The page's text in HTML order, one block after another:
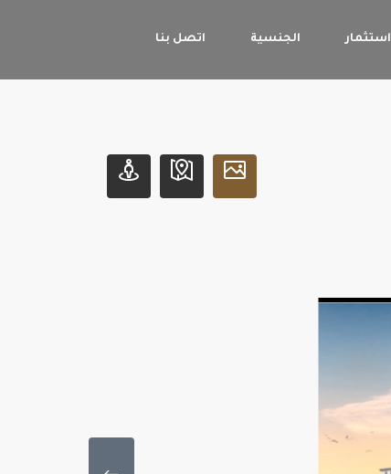
استثمار الجنسية اتصل بنا